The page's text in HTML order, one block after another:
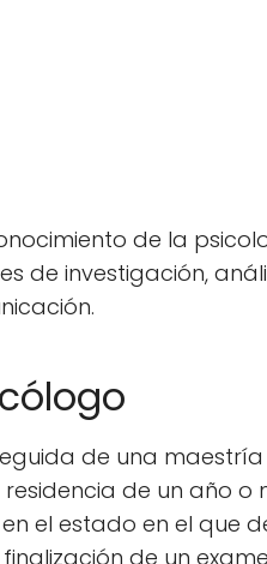
de la
de investigación,
de una
de un año o
el estado en el que
de un